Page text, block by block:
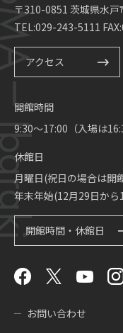
〒310-0851 茨城県水
TEL:029-243-5111
アクセス
開館時間
9:30～17:00（入場は
休館日
月曜日(祝日の場合は開
年末年始(12月29日から
開館時間・休館日
お問い合わせ